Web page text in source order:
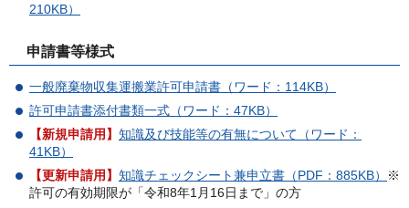
210KB）
申請書等様式
一般廃棄物収集運搬業許可申請書（ワード：114KB）
許可申請書添付書類一式（ワード：47KB）
【新規申請用】 知識及び技能等の有無について（ワード：
41KB）
【更新申請用】 知識チェックシート兼申立書（PDF：885KB）
※
許可の有効期限が「令和8年1月16日まで」の方